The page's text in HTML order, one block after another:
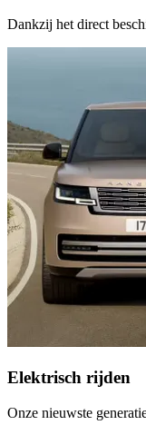
Dankzij het direct
Elektrisch rijden
Onze nieuwste